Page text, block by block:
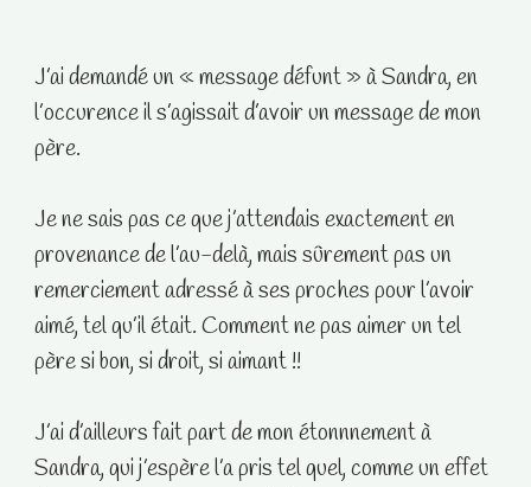
J’ai demandé un « message défunt » à Sandra, en
l’occurence il s’agissait d’avoir un message de mon
père.
Je ne sais pas ce que j’attendais exactement en
provenance de l’au-delà, mais sûrement pas un
remerciement adressé à ses proches pour l’avoir
aimé, tel qu’il était. Comment ne pas aimer un tel
père si bon, si droit, si aimant !!
J’ai d’ailleurs fait part de mon étonnnement à
Sandra, qui j’espère l’a pris tel quel, comme un effet